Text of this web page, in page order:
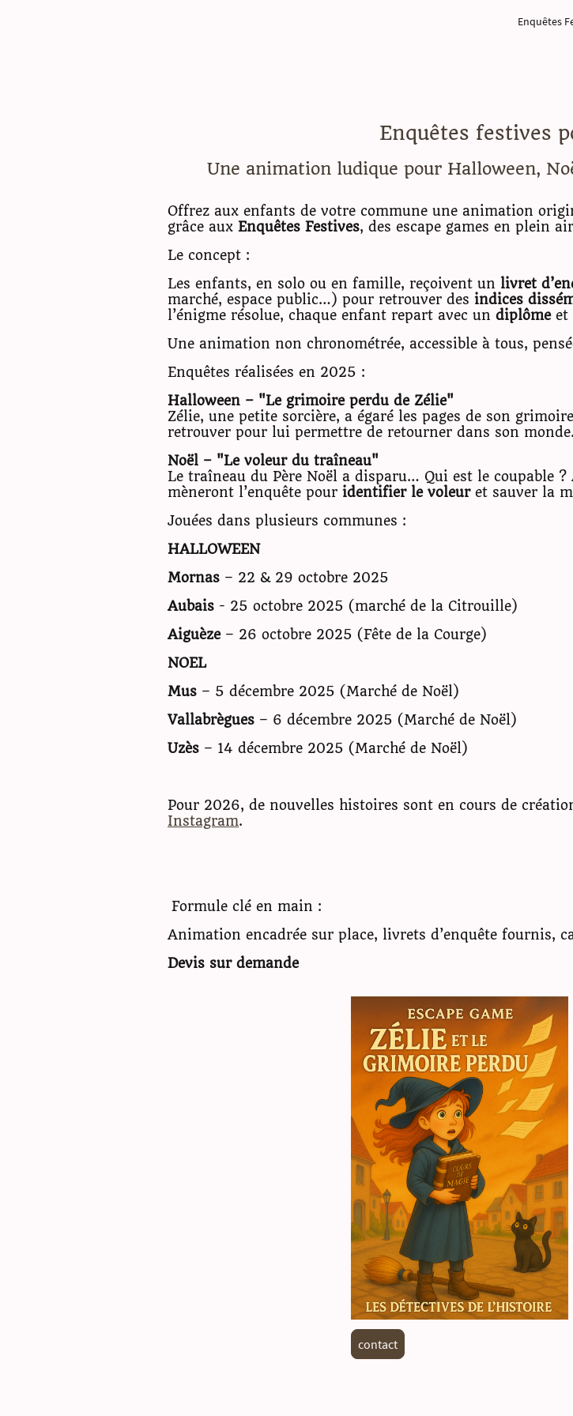
Enquêtes
Enquêtes festives
Une animation ludique pour Halloween,
Offrez aux enfants de votre commune une animation
grâce aux Enquêtes Festives, des escape games en plein
Le concept :
Les enfants, en solo ou en famille, reçoivent un livret
marché, espace public…) pour retrouver des indices
l’énigme résolue, chaque enfant repart avec un diplômeet
Une animation non chronométrée, accessible à tous,
Enquêtes réalisées en 2025 :
Halloween – "Le grimoire perdu de Zélie"
Zélie, une petite sorcière, a égaré les pages de son
retrouver pour lui permettre de retourner dans son monde.
Noël – "Le voleur du traîneau"
Le traîneau du Père Noël a disparu… Qui est le coupable
mèneront l’enquête pour identifier le voleuret sauver la
Jouées dans plusieurs communes :
HALLOWEEN
Mornas – 22 & 29 octobre 2025
Aubais - 25 octobre 2025 (marché de la Citrouille)
Aiguèze– 26 octobre 2025 (Fête de la Courge)
NOEL
Mus – 5 décembre 2025 (Marché de Noël)
Vallabrègues – 6 décembre 2025 (Marché de Noël)
Uzès – 14 décembre 2025 (Marché de Noël)
Pour 2026, de nouvelles histoires sont en cours de
Instagram.
Formule clé en main :
Animation encadrée sur place, livrets d’enquête fournis,
Devis sur demande
contact